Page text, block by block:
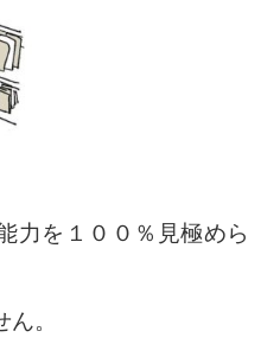
力を１００％見極めら
。